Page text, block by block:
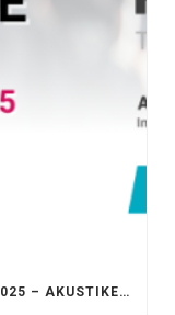
AKUSTIKKOMPETENZ AUF DER FSB 2025 – AKUSTIKELEMENTE FÜR DIE LEBENSRÄUME VON MORGEN